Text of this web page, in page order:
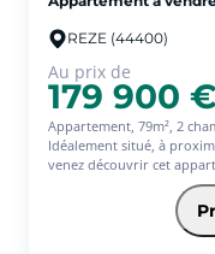
REZE (44400)
Au prix de
179 900 €
Appartement, 79m², 2
Idéalement situé, à
venez découvrir cet
possibilités d'évolution,
Au rez-de-chaussée,
aménagée d'une
salle d'eau, un wc